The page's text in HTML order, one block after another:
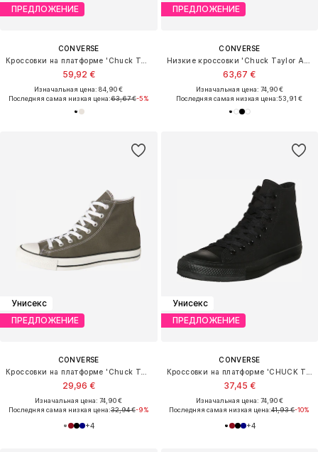
ПРЕДЛОЖЕНИЕ
CONVERSE
59,92 €
Изначальная цена: 84,90 €
Последняя самая низкая цена:63,67 €-5%
ПРЕДЛОЖЕНИЕ
CONVERSE
63,67 €
Изначальная цена: 74,90 €
Последняя самая низкая цена:53,91 €
Унисекс
ПРЕДЛОЖЕНИЕ
CONVERSE
29,96 €
Изначальная цена: 74,90 €
Последняя самая низкая цена:32,94 €-9%
+4
Унисекс
ПРЕДЛОЖЕНИЕ
CONVERSE
37,45 €
Изначальная цена: 74,90 €
Последняя самая низкая цена:41,93 €-10%
+4